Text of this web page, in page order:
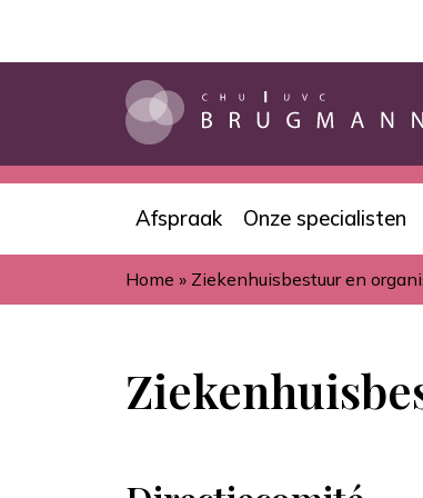
Navigation
principale
Afspraak Onze specialisten
Kruimelpad
Home Ziekenhuisbestuur en